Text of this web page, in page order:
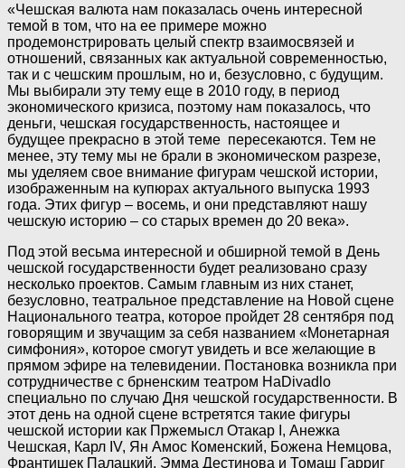
«Чешская валюта нам показалась очень интересной
темой в том, что на ее примере можно
продемонстрировать целый спектр взаимосвязей и
отношений, связанных как актуальной современностью,
так и с чешским прошлым, но и, безусловно, с будущим.
Мы выбирали эту тему еще в 2010 году, в период
экономического кризиса, поэтому нам показалось, что
деньги, чешская государственность, настоящее и
будущее прекрасно в этой теме пересекаются. Тем не
менее, эту тему мы не брали в экономическом разрезе,
мы уделяем свое внимание фигурам чешской истории,
изображенным на купюрах актуального выпуска 1993
года. Этих фигур – восемь, и они представляют нашу
чешскую историю – со старых времен до 20 века».
Под этой весьма интересной и обширной темой в День
чешской государственности будет реализовано сразу
несколько проектов. Самым главным из них станет,
безусловно, театральное представление на Новой сцене
Национального театра, которое пройдет 28 сентября под
говорящим и звучащим за себя названием «Монетарная
симфония», которое смогут увидеть и все желающие в
прямом эфире на телевидении. Постановка возникла при
сотрудничестве с брненским театром HaDivadlo
специально по случаю Дня чешской государственности. В
этот день на одной сцене встретятся такие фигуры
чешской истории как Пржемысл Отакар I, Анежка
Чешская, Карл IV, Ян Амос Коменский, Божена Немцова,
Франтишек Палацкий, Эмма Дестинова и Томаш Гарриг